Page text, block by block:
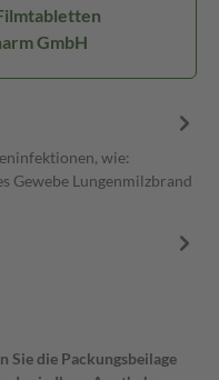
GmbH
wie:
Gewebe Lungenmilzbrand
Sie die Packungsbeilage